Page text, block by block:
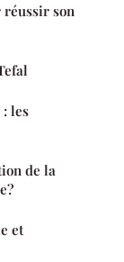
son
les
de la
et